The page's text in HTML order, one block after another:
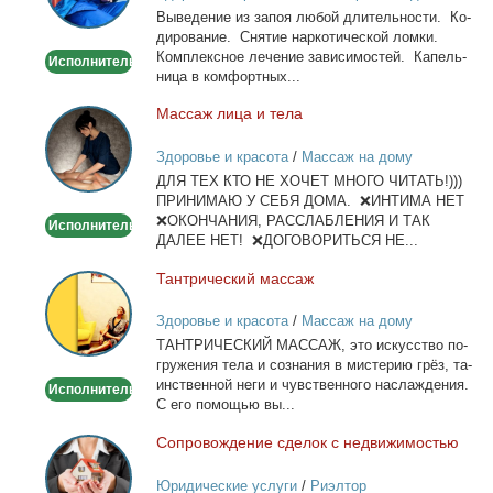
Капельница,
Исполнитель
Вы­ве­де­ние из за­поя лю­бой дли­тель­но­сти. Ко­
ди­ро­ва­ние. Сня­тие нар­ко­ти­че­ской лом­ки.
Ком­плекс­ное ле­че­ние за­ви­си­мо­стей. Ка­пель­
ни­ца в ком­форт­ных...
Массаж
лица
и
тела
Исполнитель
Мас­саж ли­ца и те­ла
Здоровье и красота/ Массаж на дому
ДЛЯ ТЕХ КТО НЕ ХОЧЕТ МНОГО ЧИТАТЬ!)))
ПРИНИМАЮ У СЕБЯ ДОМА. ❌ИНТИМА НЕТ
❌ОКОНЧАНИЯ, РАССЛАБЛЕНИЯ И ТАК
ДАЛЕЕ НЕТ! ❌ДОГОВОРИТЬСЯ НЕ...
Тантрический
массаж
Исполнитель
Тан­три­че­ский мас­саж
Здоровье и красота/ Массаж на дому
ТАНТРИЧЕСКИЙ МАССАЖ, это ис­кус­ство по­
гру­же­ния те­ла и со­зна­ния в ми­сте­рию грёз, та­
ин­ствен­ной неги и чув­ствен­но­го на­сла­жде­ния.
С его по­мо­щью вы...
Сопровождение
сделок
Со­про­вож­де­ние сде­лок с недви­жи­мо­стью
Юридические услуги/ Риэлтор